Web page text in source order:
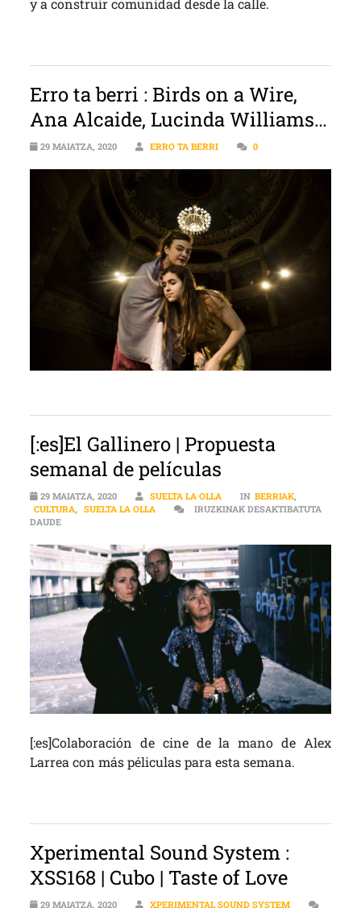
y a construir comunidad desde la calle.
Erro ta berri : Birds on a Wire,
Ana Alcaide, Lucinda Williams…
29 MAIATZA, 2020 ERRO TA BERRI 0
[:es]El Gallinero | Propuesta
semanal de películas
29 MAIATZA, 2020 SUELTA LA OLLA IN BERRIAK,
CULTURA, SUELTA LA OLLA
IRUZKINAK DESAKTIBATUTA
DAUDE[:ES]EL GALLINERO | PROPUESTA SEMANAL DE PELÍCULAS
[:es]Colaboración de cine de la mano de Alex
Larrea con más péliculas para esta semana.
Xperimental Sound System :
XSS168 | Cubo | Taste of Love
29 MAIATZA, 2020 XPERIMENTAL SOUND SYSTEM